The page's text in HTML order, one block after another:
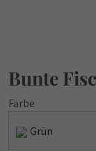
Bunte
Farbe
Grün